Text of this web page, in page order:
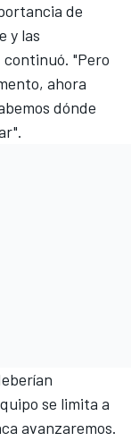
de
y las
"Pero
ahora
dónde
se limita a
avanzaremos.